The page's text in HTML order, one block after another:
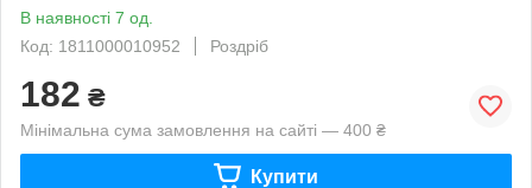
В наявності 7 од.
Код: 1811000010952
Роздріб
182 ₴
Мінімальна сума замовлення на сайті — 400 ₴
Купити